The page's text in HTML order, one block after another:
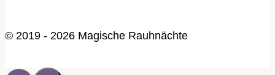
© 2019 - 2026 Magische Rauhnächte